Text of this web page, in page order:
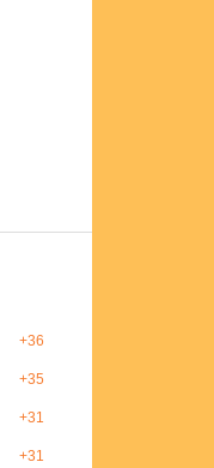
+36
+35
+31
+31